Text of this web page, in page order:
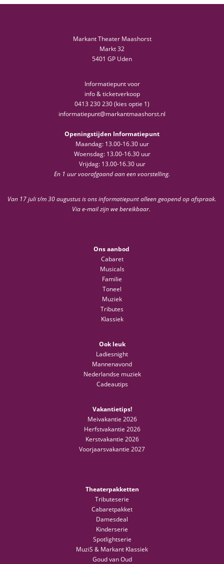
Markant Theater Maashorst
Markt 32
5401 GP Uden
Informatiepunt voor
info & ticketverkoop
0413 230 230 (kies optie 1)
informatiepunt@markantmaashorst.nl
Openingstijden Informatiepunt
Maandag: 13.00-16.30 uur
Woensdag: 13.00-16.30 uur
Vrijdag: 13.00-16.30 uur
En 1 uur voorafgaand aan een voorstelling.
Van 17 juli t/m 30 augustus is ons informatiepunt alleen geopend op afspraak.
Via e-mail zijn we bereikbaar.
Ons aanbod
Cabaret
Musicals
Familie
Toneel
Muziek
Tributes
Klassiek
Ook leuk
Ladiesnight
Mannenavond
Nederlandse muziek
Cadeautips
Vakantietips!
Meivakantie 2026
Herfstvakantie 2026
Kerstvakantie 2026
Voorjaarsvakantie 2027
Theaterpakketten
Tributeserie
Cabaretpakket
Damesdeal
Kinderserie
Spotlightserie
MuziS & Markant Klassiek
Goud van Oud